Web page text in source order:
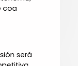
coa
será